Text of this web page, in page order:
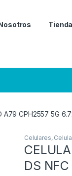
A79 CPH2557 5G
Celulares,
DS